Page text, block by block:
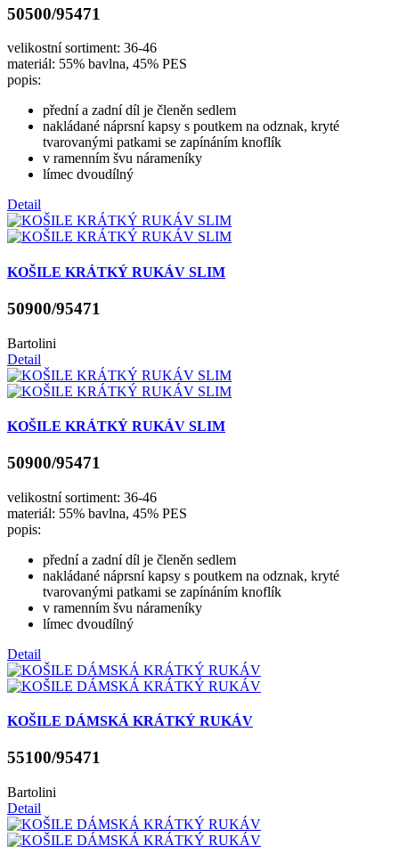
50500/95471
velikostní sortiment: 36-46
materiál: 55% bavlna, 45% PES
popis:
přední a zadní díl je členěn sedlem
nakládané náprsní kapsy s poutkem na odznak, kryté
tvarovanými patkami se zapínáním knoflík
v ramenním švu nárameníky
límec dvoudílný
Detail
KOŠILE KRÁTKÝ RUKÁV SLIM
50900/95471
Bartolini
Detail
KOŠILE KRÁTKÝ RUKÁV SLIM
50900/95471
velikostní sortiment: 36-46
materiál: 55% bavlna, 45% PES
popis:
přední a zadní díl je členěn sedlem
nakládané náprsní kapsy s poutkem na odznak, kryté
tvarovanými patkami se zapínáním knoflík
v ramenním švu nárameníky
límec dvoudílný
Detail
KOŠILE DÁMSKÁ KRÁTKÝ RUKÁV
55100/95471
Bartolini
Detail